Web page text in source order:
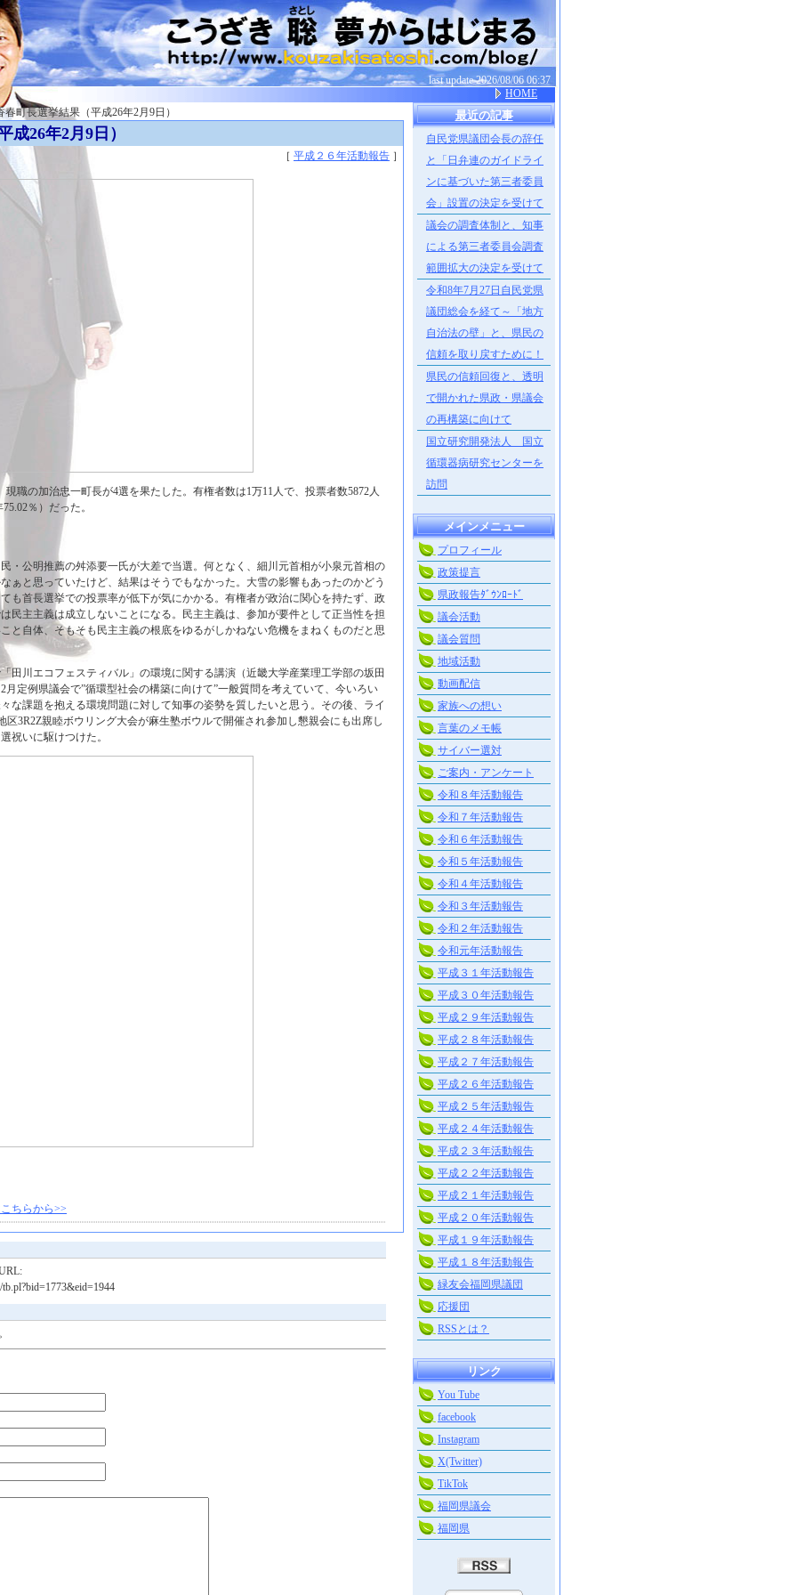
last update 2026/08/06 06:37
HOME
春町長選挙結果（平成26年2月9日）
成26年2月9日）
［ 平成２６年活動報告 ］
職の加治忠一町長が4選を果たした。有権者数は1万11人で、投票者数5872人
％）だった。
・公明推薦の舛添要一氏が大差で当選。何となく、細川元首相が小泉元首相の
ぁと思っていたけど、結果はそうでもなかった。大雪の影響もあったのかどう
も首長選挙での投票率が低下が気にかかる。有権者が政治に関心を持たず、政
民主主義は成立しないことになる。民主主義は、参加が要件として正当性を担
と自体、そもそも民主主義の根底をゆるがしかねない危機をまねくものだと思
田川エコフェスティバル」の環境に関する講演（近畿大学産業理工学部の坂田
月定例県議会で”循環型社会の構築に向けて”一般質問を考えていて、今いろい
な課題を抱える環境問題に対して知事の姿勢を質したいと思う。その後、ライ
区3R2Z親睦ボウリング大会が麻生塾ボウルで開催され参加し懇親会にも出席し
祝いに駆けつけた。
ちらから>>
tb.pl?bid=1773&eid=1944
最近の記事
自民党県議団会長の辞任
と「日弁連のガイドライ
ンに基づいた第三者委員
会」設置の決定を受けて
議会の調査体制と、知事
による第三者委員会調査
範囲拡大の決定を受けて
令和8年7月27日自民党県
議団総会を経て～「地方
自治法の壁」と、県民の
信頼を取り戻すために！
県民の信頼回復と、透明
で開かれた県政・県議会
の再構築に向けて
国立研究開発法人 国立
循環器病研究センターを
訪問
メインメニュー
プロフィール
政策提言
県政報告ﾀﾞｳﾝﾛｰﾄﾞ
議会活動
議会質問
地域活動
動画配信
家族への想い
言葉のメモ帳
サイバー選対
ご案内・アンケート
令和８年活動報告
令和７年活動報告
令和６年活動報告
令和５年活動報告
令和４年活動報告
令和３年活動報告
令和２年活動報告
令和元年活動報告
平成３１年活動報告
平成３０年活動報告
平成２９年活動報告
平成２８年活動報告
平成２７年活動報告
平成２６年活動報告
平成２５年活動報告
平成２４年活動報告
平成２３年活動報告
平成２２年活動報告
平成２１年活動報告
平成２０年活動報告
平成１９年活動報告
平成１８年活動報告
緑友会福岡県議団
応援団
RSSとは？
リンク
You Tube
facebook
Instagram
X(Twitter)
TikTok
福岡県議会
福岡県